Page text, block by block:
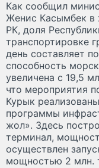
Как сообщил
Женис Касымбек в
РК, доля
транспортировке
день составляет
способность
увеличена с 19,5
что мероприятия
Курык
программы
жол». Здесь
терминал,
осуществлен
мощностью 2 млн.